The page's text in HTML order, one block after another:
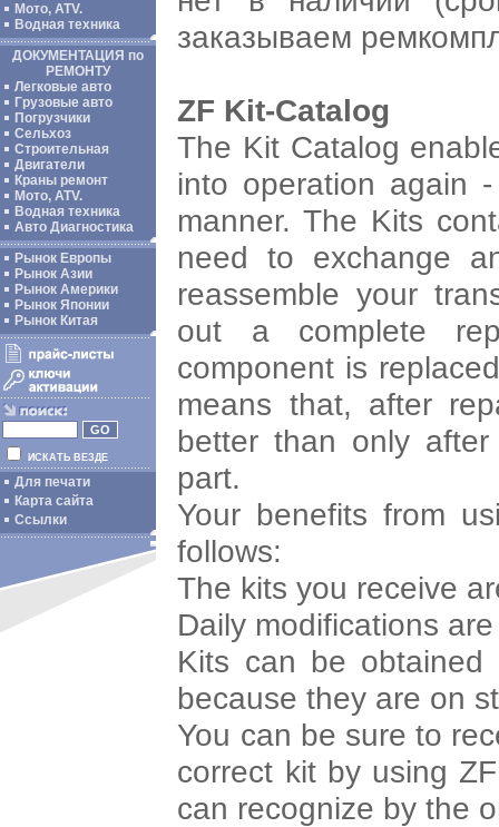
Мото, ATV.
Водная техника
ДОКУМЕНТАЦИЯ по
РЕМОНТУ
Легковые авто
Грузовые авто
Погрузчики
Сельхоз
Строительная
Двигатели
Краны ремонт
Мото, ATV.
Водная техника
Авто Диагностика
Рынок Европы
Рынок Азии
Рынок Америки
Рынок Японии
Рынок Китая
ИСКАТЬ ВЕЗДЕ
Для печати
Карта сайта
Ссылки
заказываем
ZF Kit-Catalog
The Kit Catalog
into operation again
manner. The Kits
need to exchange
reassemble your
out a complete
component is
means that, after
better than only
part.
Your benefits from
follows:
The kits you receive
Daily modifications
Kits can be obtained
because they are on
You can be sure to
correct kit by using
can recognize by the